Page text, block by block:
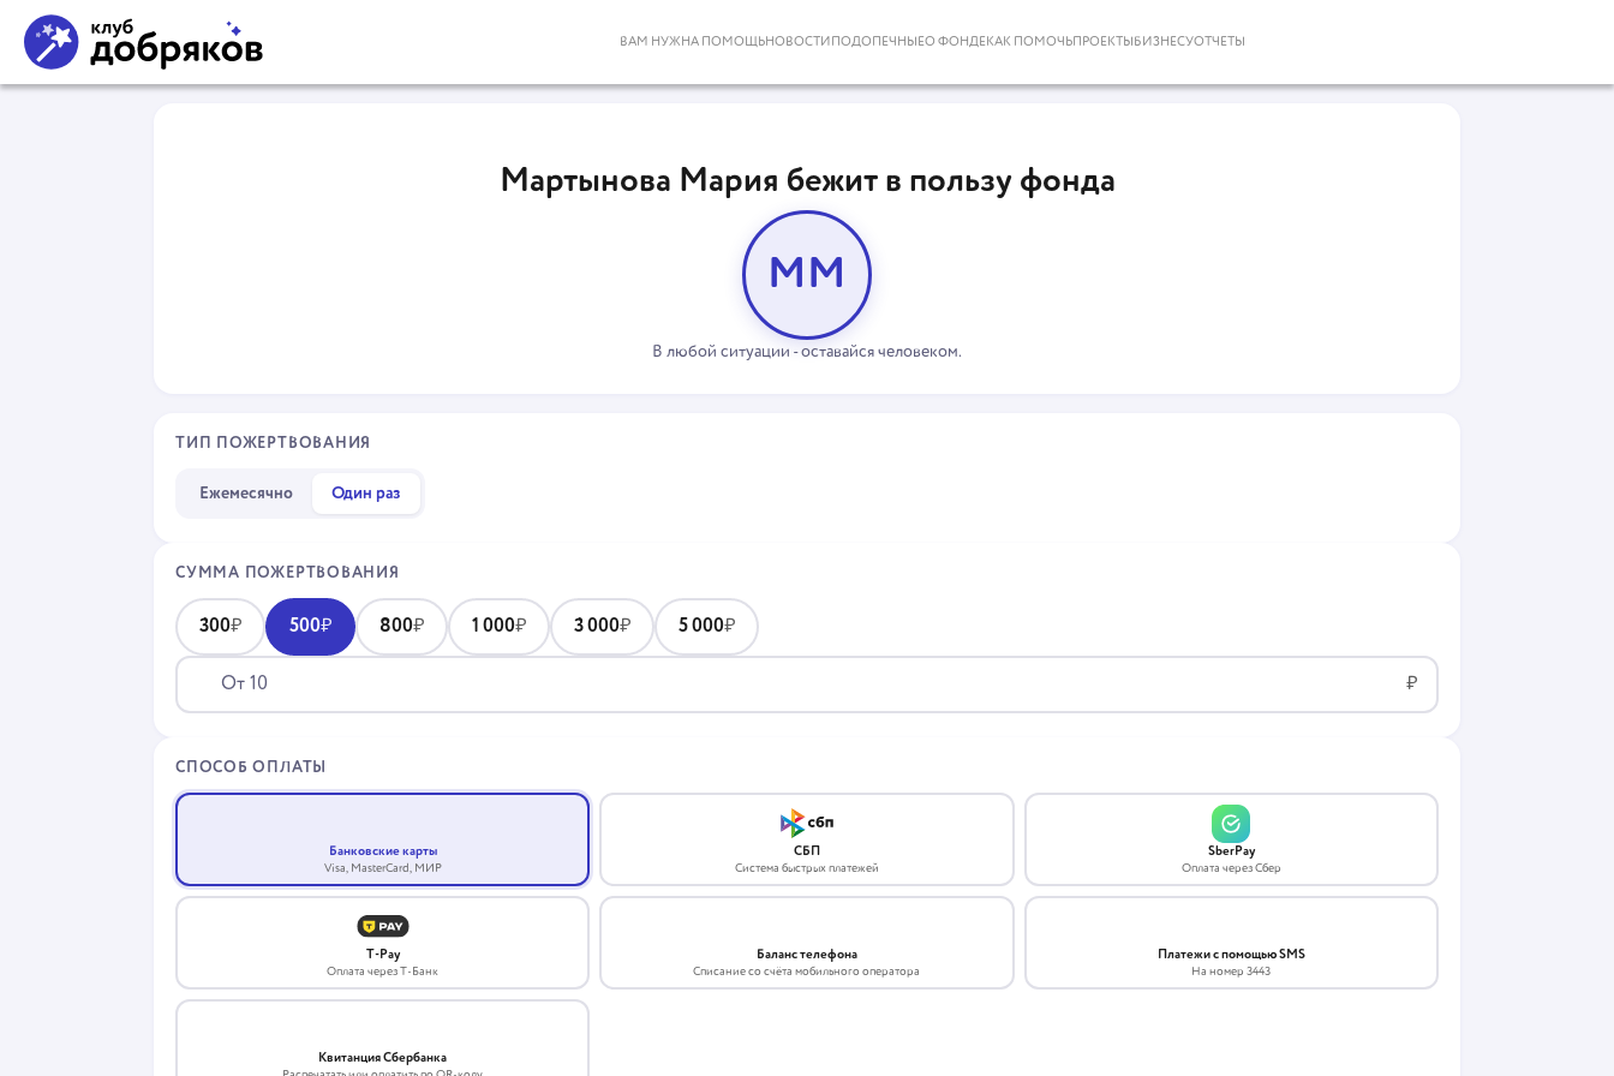
ВАМ НУЖНА ПОМОЩЬНОВОСТИ ПОДОПЕЧНЫЕО ФОНДЕ КАК ПОМОЧЬПРОЕКТЫ БИЗНЕСУОТЧЕТЫ
Мартынова Мария бежит в пользу фонда
ММ
В любой ситуации - оставайся человеком.
ТИП ПОЖЕРТВОВАНИЯ
Ежемесячно Один раз
СУММА ПОЖЕРТВОВАНИЯ
300₽ 500₽ 800₽ 1 000₽ 3 000₽ 5 000₽
₽
СПОСОБ ОПЛАТЫ
VISA
Банковские карты
Visa, MasterCard, МИР
СБП
Система быстрых платежей
SberPay
Оплата через Сбер
T-Pay
Оплата через Т-Банк
Баланс телефона
Списание со счёта мобильного оператора
Платежи с помощью SMS
На номер 3443
Квитанция Сбербанка